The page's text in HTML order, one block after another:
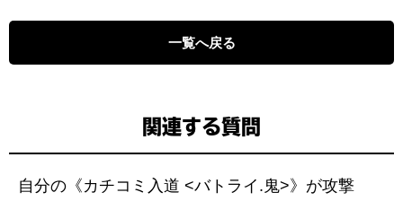
一覧へ戻る
関連する質問
自分の《カチコミ入道 <バトライ.鬼>》が攻撃